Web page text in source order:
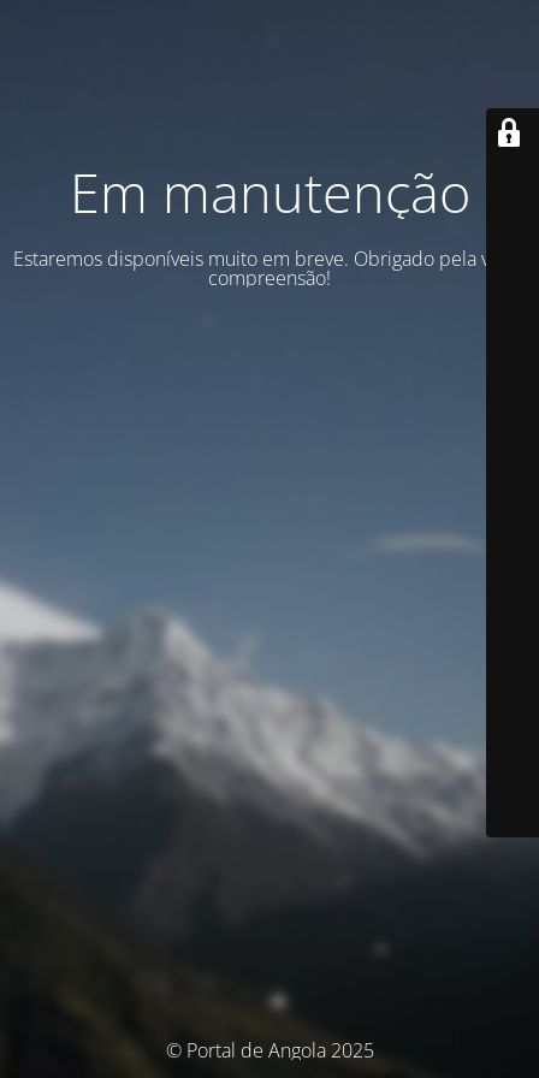
Em manutenção
Estaremos disponíveis muito em breve. Obrigado pela vossa
compreensão!
© Portal de Angola 2025